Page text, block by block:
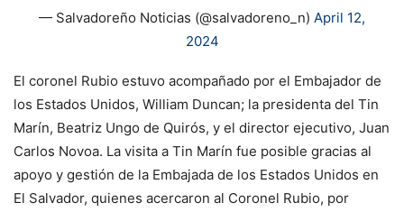
— Salvadoreño Noticias (@salvadoreno_n) April 12,
2024
El coronel Rubio estuvo acompañado por el Embajador de
los Estados Unidos, William Duncan; la presidenta del Tin
Marín, Beatriz Ungo de Quirós, y el director ejecutivo, Juan
Carlos Novoa. La visita a Tin Marín fue posible gracias al
apoyo y gestión de la Embajada de los Estados Unidos en
El Salvador, quienes acercaron al Coronel Rubio, por